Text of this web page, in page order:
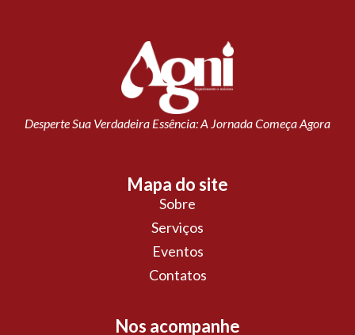
Desperte Sua Verdadeira Essência: A Jornada Começa Agora
Mapa do site
Sobre
Serviços
Eventos
Contatos
Nos acompanhe